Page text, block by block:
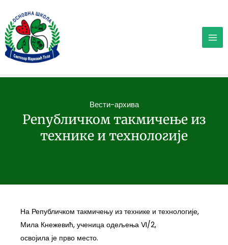
садржај
Вести-архива
Републичком такмичење из
технике и технологије
На Републичком такмичењу из технике и технологије,
Мила Кнежевић, ученица одељења VI/2,
освојила је прво место.